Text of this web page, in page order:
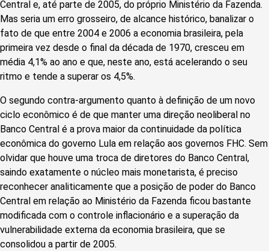
Central e, até parte de 2005, do próprio Ministério da Fazenda.
Mas seria um erro grosseiro, de alcance histórico, banalizar o
fato de que entre 2004 e 2006 a economia brasileira, pela
primeira vez desde o final da década de 1970, cresceu em
média 4,1% ao ano e que, neste ano, está acelerando o seu
ritmo e tende a superar os 4,5%.
O segundo contra-argumento quanto à definição de um novo
ciclo econômico é de que manter uma direção neoliberal no
Banco Central é a prova maior da continuidade da política
econômica do governo Lula em relação aos governos FHC. Sem
olvidar que houve uma troca de diretores do Banco Central,
saindo exatamente o núcleo mais monetarista, é preciso
reconhecer analiticamente que a posição de poder do Banco
Central em relação ao Ministério da Fazenda ficou bastante
modificada com o controle inflacionário e a superação da
vulnerabilidade externa da economia brasileira, que se
consolidou a partir de 2005.